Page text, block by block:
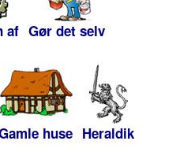
af Gør det selv
huse Heraldik